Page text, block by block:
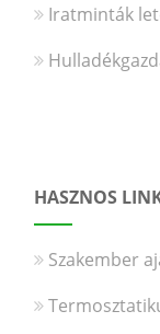
Iratminták
HASZNOS
Szakember